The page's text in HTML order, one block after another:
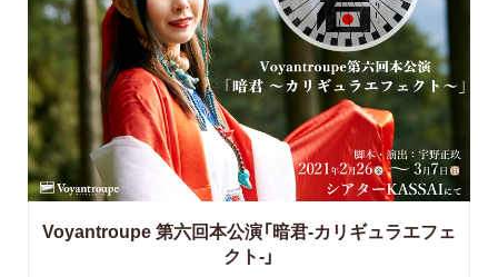
Voyantroupe第六回本公演「暗君-カリギュラエフェ
クト-」